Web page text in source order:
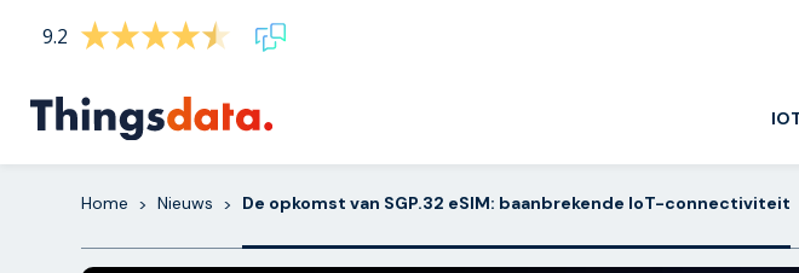
9.2
Home > Nieuws > De opkomst van SGP.32 eSIM: baanbrekende IoT-connectiviteit